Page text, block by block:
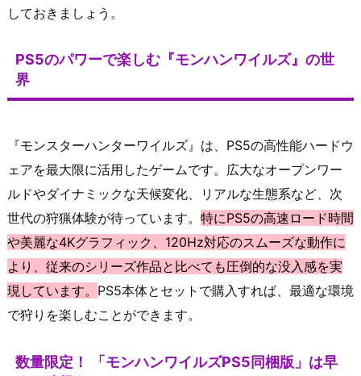
しておきましょう。
PS5のパワーで楽しむ『モンハンワイルズ』の世
界
『モンスターハンターワイルズ』は、PS5の高性能ハードウ
ェアを最大限に活用したゲームです。広大なオープンワー
ルドやダイナミックな天候変化、リアルな生態系など、次
世代の狩猟体験が待っています。 特にPS5の高速ロード時間
や美麗な4Kグラフィック、120Hz対応のスムーズな動作に
より、従来のシリーズ作品と比べても圧倒的な没入感を実
現しています。 PS5本体とセットで購入すれば、最適な環境
で狩りを楽しむことができます。
数量限定！ 「モンハンワイルズPS5同梱版」は早